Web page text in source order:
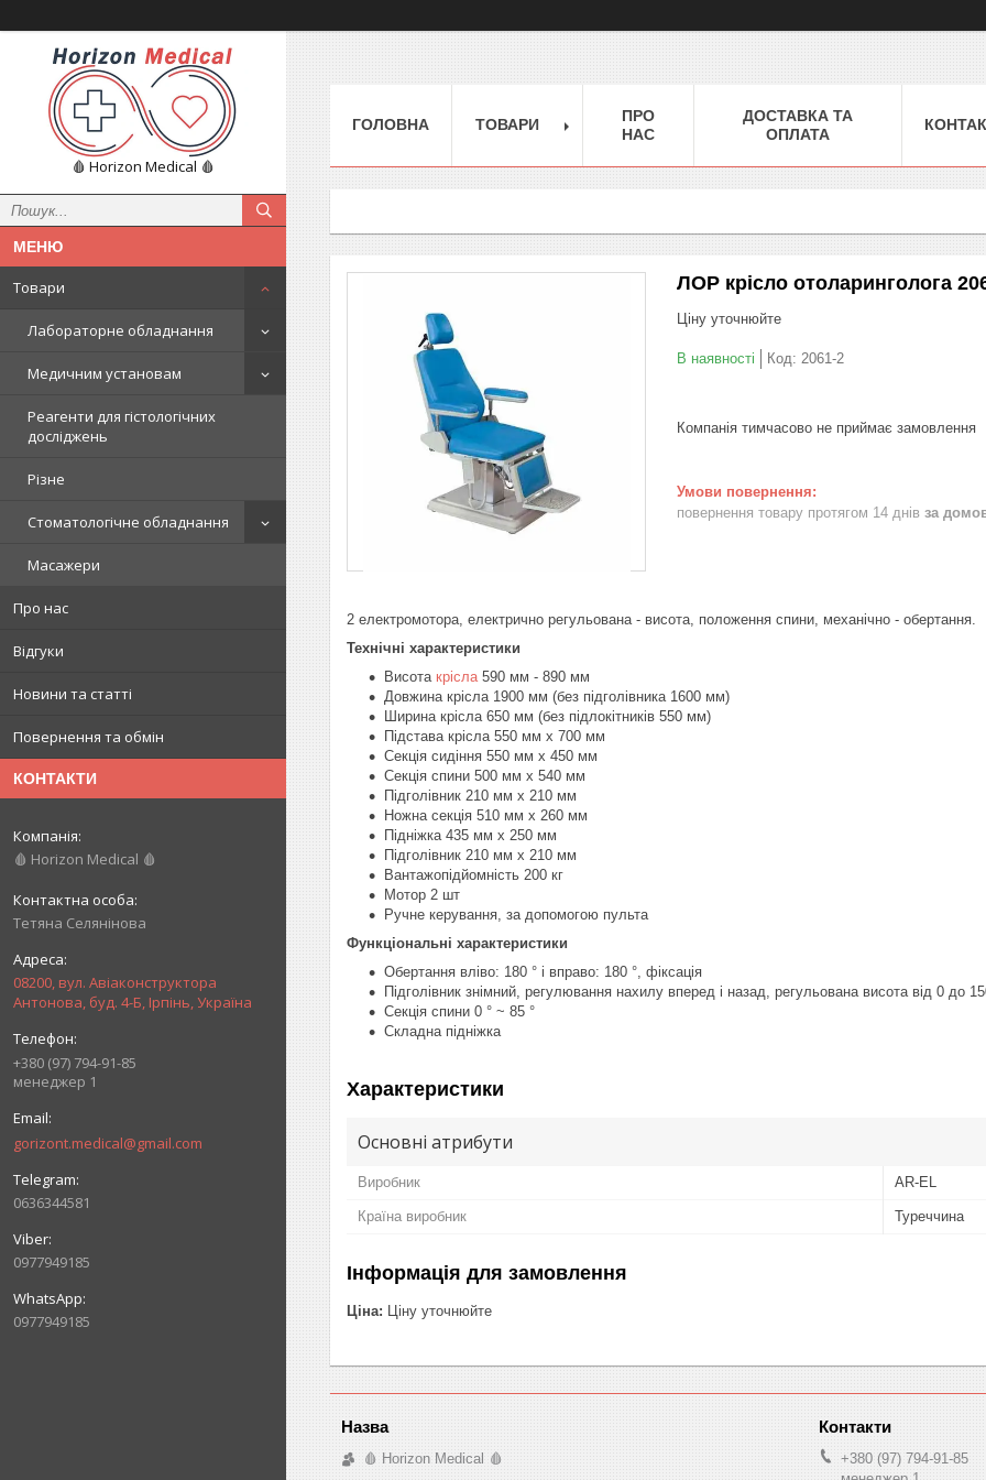
🩸 Horizon Medical 🩸
Товари
Лабораторне обладнання
Медичним установам
Реагенти для гістологічних
досліджень
Різне
Стоматологічне обладнання
Масажери
Про нас
Відгуки
Новини та статті
Повернення та обмін
КОНТАКТИ
🩸 Horizon Medical 🩸
Тетяна Селянінова
08200, вул. Авіаконструктора
Антонова, буд. 4-Б, Ірпінь, Україна
+380 (97) 794-91-85
менеджер 1
gorizont.medical@gmail.com
0636344581
0977949185
0977949185
ГОЛОВНА ТОВАРИ
ПРО
НАС
ДОСТАВКА ТА
ОПЛАТА
ЛОР крісло отоларинголога
Ціну уточнюйте
В наявності Код: 2061-2
Компанія тимчасово не приймає замовлення
повернення товару протягом 14 днів за
2 електромотора, електрично регульована - висота, положення спини, механічно - обертання.
Технічні характеристики
Висота крісла 590 мм - 890 мм
Довжина крісла 1900 мм (без підголівника 1600 мм)
Ширина крісла 650 мм (без підлокітників 550 мм)
Підстава крісла 550 мм x 700 мм
Секція сидіння 550 мм x 450 мм
Секція спини 500 мм x 540 мм
Підголівник 210 мм х 210 мм
Ножна секція 510 мм х 260 мм
Підніжка 435 мм х 250 мм
Підголівник 210 мм х 210 мм
Вантажопідйомність 200 кг
Мотор 2 шт
Ручне керування, за допомогою пульта
Функціональні характеристики
Обертання вліво: 180 ° і вправо: 180 °, фіксація
Підголівник знімний, регулювання нахилу вперед і назад, регульована висота від 0 до
Секція спини 0 ° ~ 85 °
Складна підніжка
Характеристики
Основні атрибути
Виробник AR-EL
Країна виробник Туреччина
Інформація для замовлення
Ціна: Ціну уточнюйте
🩸 Horizon Medical 🩸
+380 (97) 794-91-85